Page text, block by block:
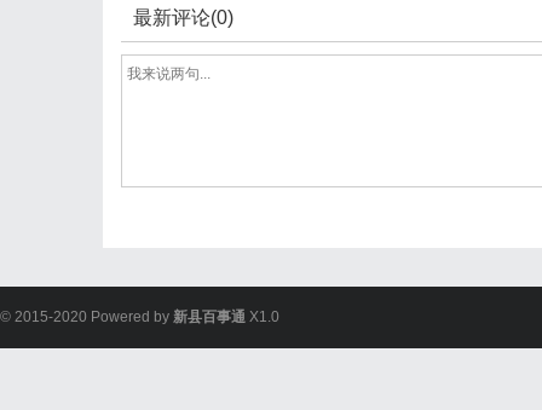
最新评论(0)
© 2015-2020 Powered by 新县百事通 X1.0